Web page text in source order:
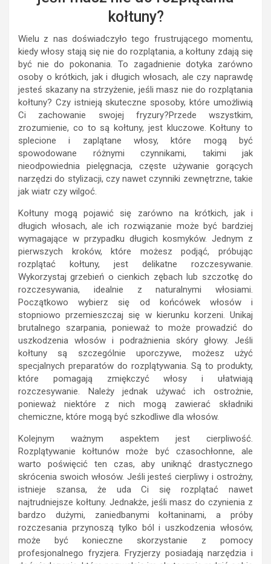
kołtuny?
Wielu z nas doświadczyło tego frustrującego momentu,
kiedy włosy stają się nie do rozplątania, a kołtuny zdają się
być nie do pokonania. To zagadnienie dotyka zarówno
osoby o krótkich, jak i długich włosach, ale czy naprawdę
jesteś skazany na strzyżenie, jeśli masz nie do rozplątania
kołtuny? Czy istnieją skuteczne sposoby, które umożliwią
Ci zachowanie swojej fryzury?Przede wszystkim,
zrozumienie, co to są kołtuny, jest kluczowe. Kołtuny to
splecione i zaplątane włosy, które mogą być
spowodowane różnymi czynnikami, takimi jak
nieodpowiednia pielęgnacja, częste używanie gorących
narzędzi do stylizacji, czy nawet czynniki zewnętrzne, takie
jak wiatr czy wilgoć.
Kołtuny mogą pojawić się zarówno na krótkich, jak i
długich włosach, ale ich rozwiązanie może być bardziej
wymagające w przypadku długich kosmyków. Jednym z
pierwszych kroków, które możesz podjąć, próbując
rozplątać kołtuny, jest delikatne rozczesywanie.
Wykorzystaj grzebień o cienkich zębach lub szczotkę do
rozczesywania, idealnie z naturalnymi włosiami.
Początkowo wybierz się od końcówek włosów i
stopniowo przemieszczaj się w kierunku korzeni. Unikaj
brutalnego szarpania, ponieważ to może prowadzić do
uszkodzenia włosów i podrażnienia skóry głowy. Jeśli
kołtuny są szczególnie uporczywe, możesz użyć
specjalnych preparatów do rozplątywania. Są to produkty,
które pomagają zmiękczyć włosy i ułatwiają
rozczesywanie. Należy jednak używać ich ostrożnie,
ponieważ niektóre z nich mogą zawierać składniki
chemiczne, które mogą być szkodliwe dla włosów.
Kolejnym ważnym aspektem jest cierpliwość.
Rozplątywanie kołtunów może być czasochłonne, ale
warto poświęcić ten czas, aby uniknąć drastycznego
skrócenia swoich włosów. Jeśli jesteś cierpliwy i ostrożny,
istnieje szansa, że uda Ci się rozplątać nawet
najtrudniejsze kołtuny. Jednakże, jeśli masz do czynienia z
bardzo dużymi, zaniedbanymi kołtaninami, a próby
rozczesania przynoszą tylko ból i uszkodzenia włosów,
może być konieczne skorzystanie z pomocy
profesjonalnego fryzjera. Fryzjerzy posiadają narzędzia i